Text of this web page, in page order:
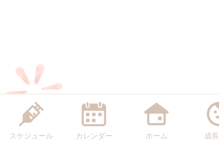
スケジュール カレンダー ホーム 成